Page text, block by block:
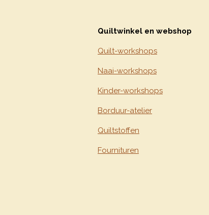
Quiltwinkel en webshop
Quilt-workshops
Naai-workshops
Kinder-workshops
Borduur-atelier
Quiltstoffen
Fournituren